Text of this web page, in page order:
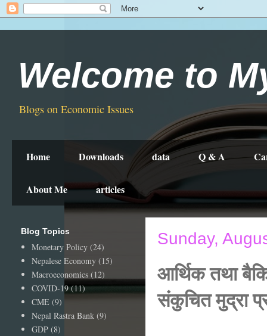
Welcome to
Blogs on Economic Issues
Home Downloads data Q & A
About Me articles
Sunday,
आर्थिक तथा
संकुचित मुद्रा
Blog Topics
Monetary Policy (24)
Nepalese Economy (15)
Macroeconomics (12)
COVID-19 (11)
CME (9)
Nepal Rastra Bank (9)
GDP (8)